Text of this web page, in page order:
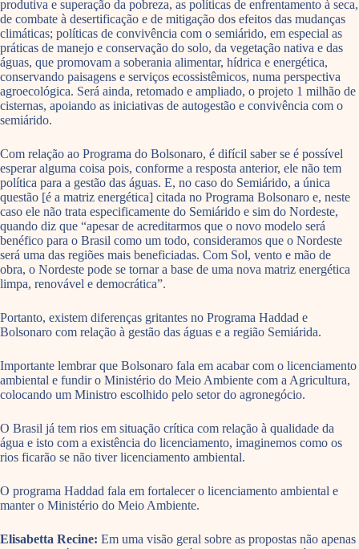
produtiva e superação da pobreza, as políticas de enfrentamento à seca,
de combate à desertificação e de mitigação dos efeitos das mudanças
climáticas; políticas de convivência com o semiárido, em especial as
práticas de manejo e conservação do solo, da vegetação nativa e das
águas, que promovam a soberania alimentar, hídrica e energética,
conservando paisagens e serviços ecossistêmicos, numa perspectiva
agroecológica. Será ainda, retomado e ampliado, o projeto 1 milhão de
cisternas, apoiando as iniciativas de autogestão e convivência com o
semiárido.
Com relação ao Programa do Bolsonaro, é difícil saber se é possível
esperar alguma coisa pois, conforme a resposta anterior, ele não tem
política para a gestão das águas. E, no caso do Semiárido, a única
questão [é a matriz energética] citada no Programa Bolsonaro e, neste
caso ele não trata especificamente do Semiárido e sim do Nordeste,
quando diz que “apesar de acreditarmos que o novo modelo será
benéfico para o Brasil como um todo, consideramos que o Nordeste
será uma das regiões mais beneficiadas. Com Sol, vento e mão de
obra, o Nordeste pode se tornar a base de uma nova matriz energética
limpa, renovável e democrática”.
Portanto, existem diferenças gritantes no Programa Haddad e
Bolsonaro com relação à gestão das águas e a região Semiárida.
Importante lembrar que Bolsonaro fala em acabar com o licenciamento
ambiental e fundir o Ministério do Meio Ambiente com a Agricultura,
colocando um Ministro escolhido pelo setor do agronegócio.
O Brasil já tem rios em situação crítica com relação à qualidade da
água e isto com a existência do licenciamento, imaginemos como os
rios ficarão se não tiver licenciamento ambiental.
O programa Haddad fala em fortalecer o licenciamento ambiental e
manter o Ministério do Meio Ambiente.
Elisabetta Recine: Em uma visão geral sobre as propostas não apenas